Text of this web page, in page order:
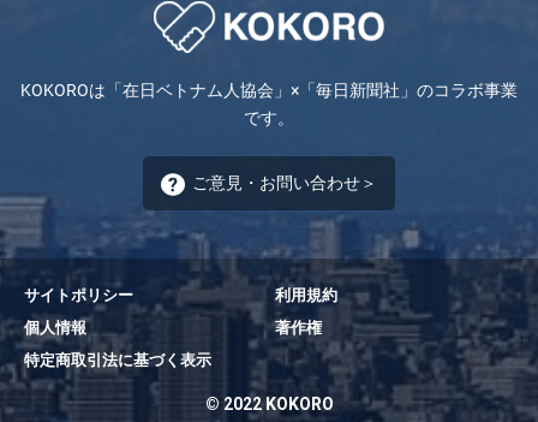
KOKOROは「在日ベトナム人協会」×「毎日新聞社」のコラボ事業
です。
ご意見・お問い合わせ＞
サイトポリシー
利用規約
個人情報
著作権
特定商取引法に基づく表示
© 2022 KOKORO